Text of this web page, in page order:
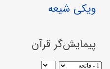
ویکی شیعه
پیمایش‌گر قرآن